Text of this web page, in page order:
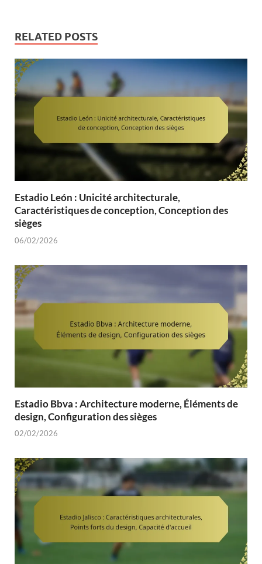
RELATED POSTS
Estadio León : Unicité architecturale,
Caractéristiques de conception, Conception des
sièges
06/02/2026
Estadio Bbva : Architecture moderne, Éléments de
design, Configuration des sièges
02/02/2026